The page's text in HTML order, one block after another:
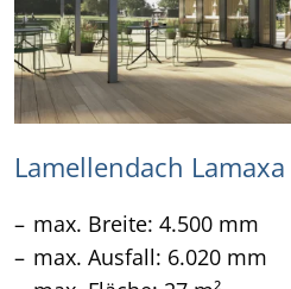
Lamellendach Lamaxa
max. Breite: 4.500 mm
max. Ausfall: 6.020 mm